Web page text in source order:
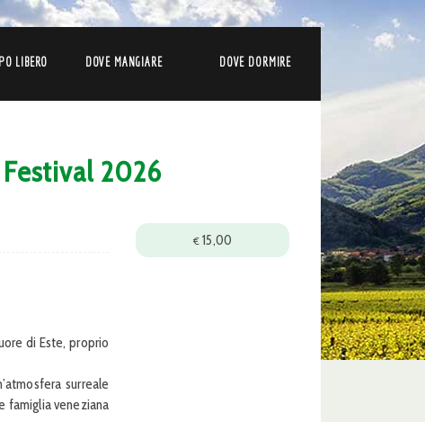
LIBERO DOVE MANGIARE DOVE DORMIRE
2026
di Este, proprio
surreale
famiglia veneziana
€15,00